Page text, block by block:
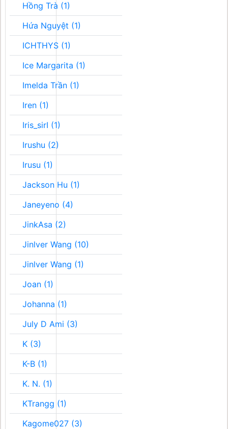
Hồng Trà (1)
Hứa Nguyệt (1)
ICHTHYS (1)
Ice Margarita (1)
Imelda Trần (1)
Iren (1)
Iris_sirI (1)
Irushu (2)
Irusu (1)
Jackson Hu (1)
Janeyeno (4)
JinkAsa (2)
Jinlver Wang (10)
Jinlver Wang (1)
Joan (1)
Johanna (1)
July D Ami (3)
K (3)
K-B (1)
K. N. (1)
KTrangg (1)
Kagome027 (3)